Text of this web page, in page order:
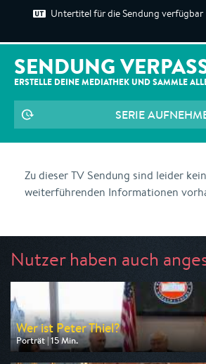
Untertitel für die Sendung verfügbar
SENDUNG
ERSTELLE DEINE MEDIATHEK UND SAMMLE
SERIE
Zu dieser TV Sendung sind leider
weiterführenden Informationen
Nutzer haben auch
Wer ist Peter Thiel?
Porträt | 15 Min.
Ausgestrahlt von ZDF info